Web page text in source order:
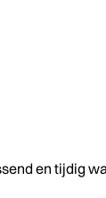
en tijdig